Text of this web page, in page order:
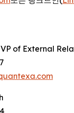
of External